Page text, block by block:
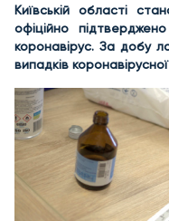
Київській області
офіційно
коронавірус. За добу
випадків